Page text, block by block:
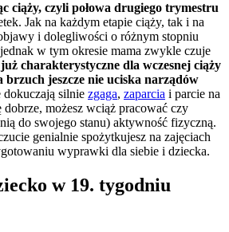
ciąży, czyli połowa drugiego trymestru
Jak na każdym etapie ciąży, tak i na
i dolegliwości o różnym stopniu
w tym okresie mama zwykle czuje
już charakterystyczne dla wczesnej ciąży
brzuch jeszcze nie uciska narządów
silnie zgaga, zaparcia i parcie na
dobrze, możesz wciąż pracować czy
do swojego stanu) aktywność fizyczną.
genialnie spożytkujesz na zajęciach
wyprawki dla siebie i dziecka.
w 19. tygodniu